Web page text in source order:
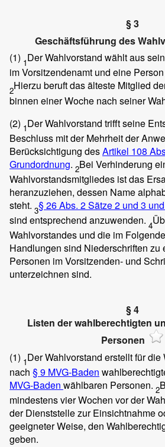
§ 3
Geschäftsführung des
(1) 1Der Wahlvorstand wählt aus
im Vorsitzendenamt und eine
2Hierzu beruft das älteste Mitglied
binnen einer Woche nach seiner
(2) 1Der Wahlvorstand trifft seine
Beschluss mit der Mehrheit der
Berücksichtigung desArtikel 108
Grundordnung. 2Bei Verhinderung
Wahlvorstandsmitgliedes ist das
heranzuziehen, dessen Name
steht. 3§ 26 Abs. 2 Sätze 2 und 3
sind entsprechend anzuwenden. 4
Wahlvorstandes und die im
Handlungen sind Niederschriften zu
Personen im Vorsitzenden- und
unterzeichnen sind.
§ 4
Listen der wahlberechtigten
Personen
(1) 1Der Wahlvorstand erstellt für
nach § 9 MVG-Baden
MVG-Baden wählbaren Personen. 2
mindestens vier Wochen vor der
der Dienststelle zur Einsichtnahme
geeigneter Weise, den
geben.